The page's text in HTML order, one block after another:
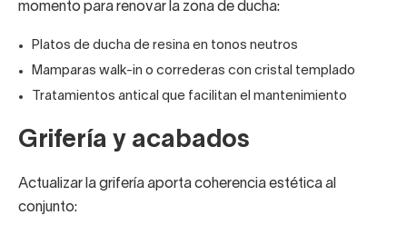
momento para renovar la zona de ducha:
Platos de ducha de resina en tonos neutros
Mamparas walk-in o correderas con cristal templado
Tratamientos antical que facilitan el mantenimiento
Grifería y acabados
Actualizar la grifería aporta coherencia estética al
conjunto: